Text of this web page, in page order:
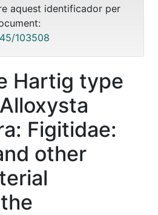
aquest identificador per
103508
Hartig type
Figitidae:
other